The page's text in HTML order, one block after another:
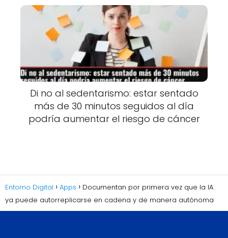
Di no al sedentarismo: estar sentado
más de 30 minutos seguidos al día
podría aumentar el riesgo de cáncer
Entorno Digital Apps
Documentan por primera vez que la IA
ya puede autorreplicarse en cadena y de manera autónoma